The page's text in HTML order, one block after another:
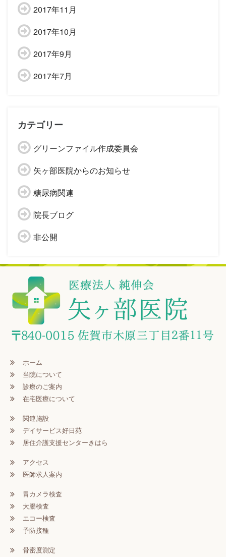
2017年11月
2017年10月
2017年9月
2017年7月
カテゴリー
グリーンファイル作成委員会
矢ヶ部医院からのお知らせ
糖尿病関連
院長ブログ
非公開
ホーム
当院について
診療のご案内
在宅医療について
関連施設
デイサービス好日苑
居住介護支援センターきはら
アクセス
医師求人案内
胃カメラ検査
大腸検査
エコー検査
予防接種
骨密度測定